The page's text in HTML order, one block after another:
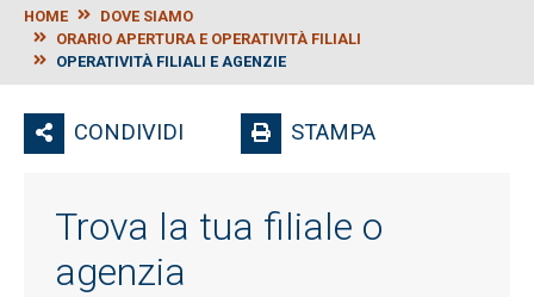
HOME
DOVE SIAMO
ORARIO APERTURA E OPERATIVITÀ FILIALI
OPERATIVITÀ FILIALI E AGENZIE
CONDIVIDI STAMPA
Trova la tua filiale o
agenzia